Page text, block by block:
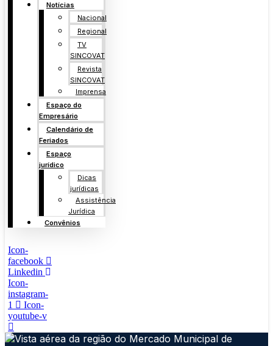
Notícias
Nacional
Regional
TV
SINCOVAT
Revista
SINCOVAT
Imprensa
Espaço do
Empresário
Calendário de
Feriados
Espaço
jurídico
Dicas
jurídicas
Assistência
Jurídica
Convênios
Icon-
facebook
Linkedin
Icon-
instagram-
1
Icon-
youtube-v